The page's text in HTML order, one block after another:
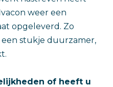
weer een
opgeleverd. Zo
stukje duurzamer,
of heeft u